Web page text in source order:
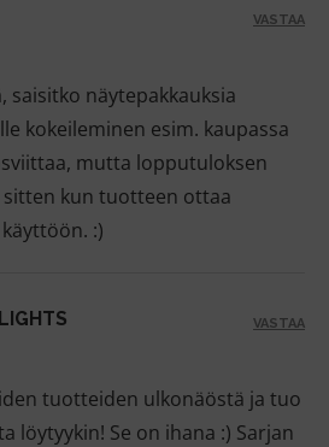
saisitko näytepakkauksia
kokeileminen esim. kaupassa
mutta lopputuloksen
sitten kun tuotteen ottaa
:)
VASTAA
tuotteiden ulkonäöstä ja tuo
löytyykin! Se on ihana :) Sarjan
VASTAA